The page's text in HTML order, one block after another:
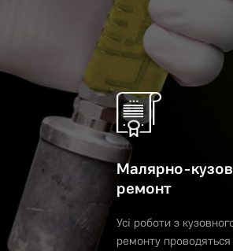
Малярно-
ремонт
Усі роботи з
ремонту проводяться